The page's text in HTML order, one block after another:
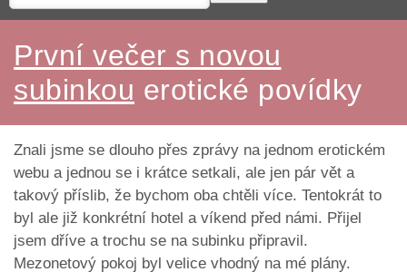
První večer s novou
subinkou erotické povídky
Znali jsme se dlouho přes zprávy na jednom erotickém
webu a jednou se i krátce setkali, ale jen pár vět a
takový příslib, že bychom oba chtěli více. Tentokrát to
byl ale již konkrétní hotel a víkend před námi. Přijel
jsem dříve a trochu se na subinku připravil.
Mezonetový pokoj byl velice vhodný na mé plány.